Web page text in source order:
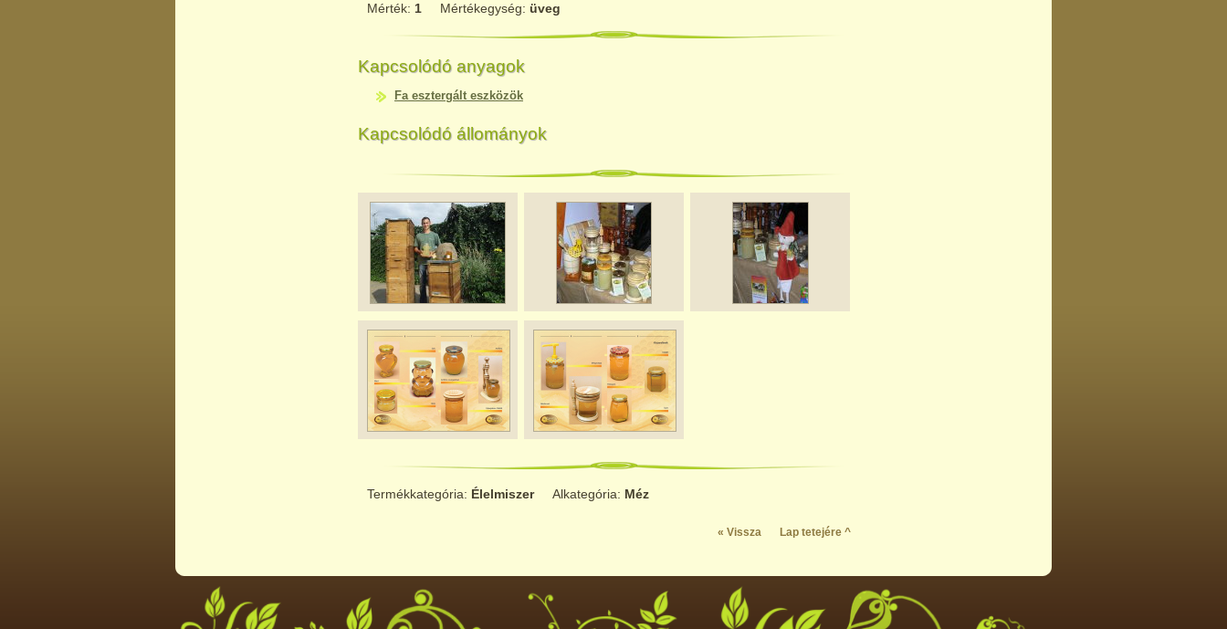
Mérték: 1 Mértékegység: üveg
Kapcsolódó anyagok
Fa esztergált eszközök
Kapcsolódó állományok
Termékkategória: Élelmiszer Alkategória: Méz
« Vissza Lap tetejére ^